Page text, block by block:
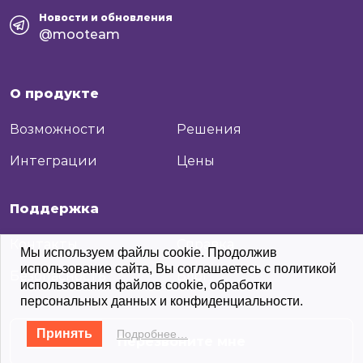
Новости и обновления
@mooteam
О продукте
Возможности Решения
Интеграции Цены
Поддержка
Контакты Справка
Безопасность Блог
+7 Отправить
Перезвоните мне
Мы используем файлы cookie. Продолжив
использование сайта, Вы соглашаетесь с политикой
использования файлов cookie, обработки
персональных данных и конфиденциальности.
Принять Подробнее…